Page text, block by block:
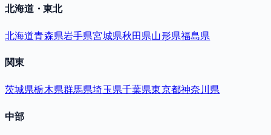
北海道・東北
北海道青森県岩手県宮城県秋田県山形県福島県
関東
茨城県栃木県群馬県埼玉県千葉県東京都神奈川県
中部